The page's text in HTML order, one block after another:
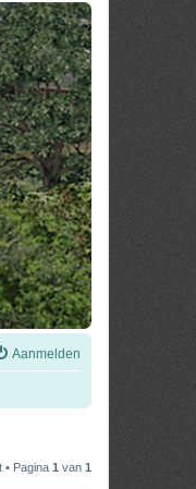
Aanmelden
• Pagina 1 van 1